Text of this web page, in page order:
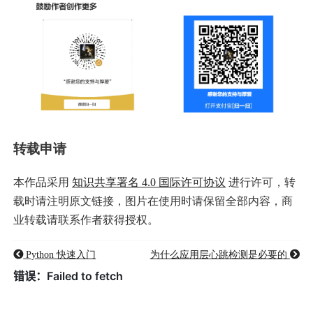
转载申请
本作品采用知识共享署名 4.0 国际许可协议 进行许可，转
载时请注明原文链接，图片在使用时请保留全部内容，商
业转载请联系作者获得授权。
Python 快速入门 为什么应用层心跳检测是必要的